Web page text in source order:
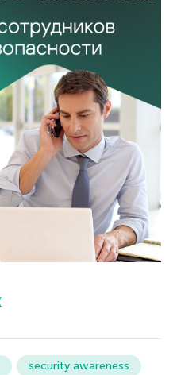
security awareness